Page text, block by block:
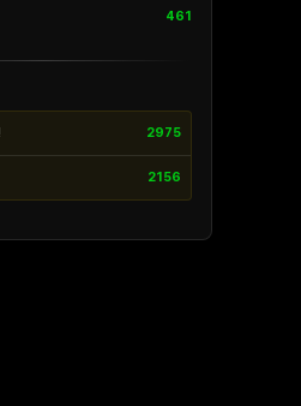
461
2975
2156